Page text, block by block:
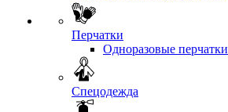
Перчатки
Одноразовые перчатки
Спецодежда